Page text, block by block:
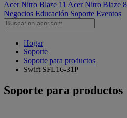
Acer Nitro Blaze 11 Acer Nitro Blaze 8
Negocios Educación Soporte Eventos
Hogar
Soporte
Soporte para productos
Swift SFL16-31P
Soporte para productos